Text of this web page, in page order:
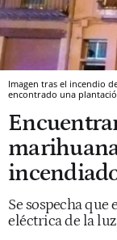
Imagen tras el incendio
encontrado una
Se sospecha que
eléctrica de la